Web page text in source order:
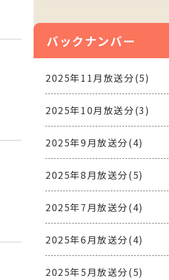
バックナンバー
2025年11月放送分(5)
2025年10月放送分(3)
2025年9月放送分(4)
2025年8月放送分(5)
2025年7月放送分(4)
2025年6月放送分(4)
2025年5月放送分(5)